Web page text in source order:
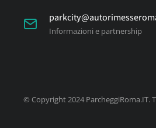
Informazioni e partnership
© Copyright 2024 ParcheggiRoma.IT.